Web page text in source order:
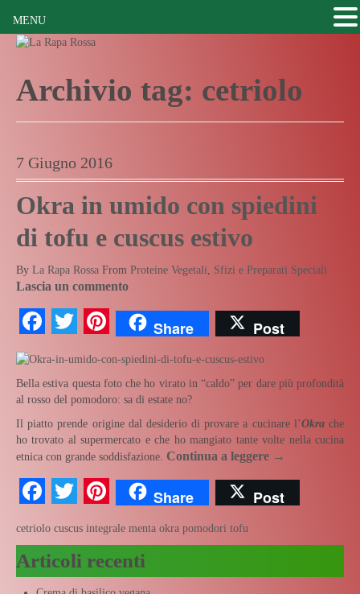
Archivio tag: cetriolo
7 Giugno 2016
Okra in umido con spiedini
di tofu e cuscus estivo
By La Rapa Rossa From Proteine Vegetali, Sfizi e Preparati Speciali
Lascia un commento
Facebook
TwitterPinterest
Share Post
Bella estiva questa foto che ho virato in “caldo” per dare più profondità
al rosso del pomodoro: sa di estate no?
Il piatto prende origine dal desiderio di provare a cucinare l’Okrache
ho trovato al supermercato e che ho mangiato tante volte nella cucina
etnica con grande soddisfazione. Continua a leggere →
Facebook
TwitterPinterest
Share Post
cetriolo cuscus integrale menta okra pomodori tofu
Articoli recenti
MENU